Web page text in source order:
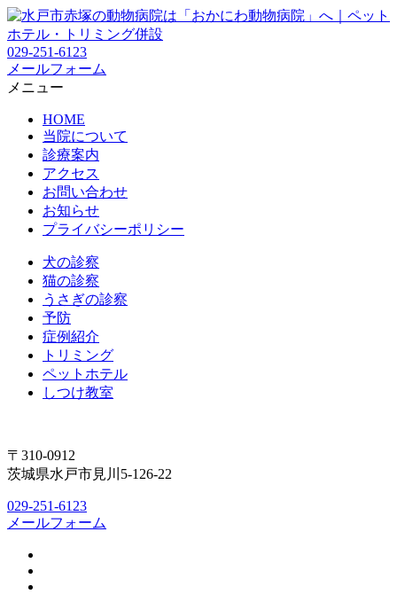
029-251-6123
メールフォーム
メニュー
HOME
当院について
診療案内
アクセス
お問い合わせ
お知らせ
プライバシーポリシー
犬の診察
猫の診察
うさぎの診察
予防
症例紹介
トリミング
ペットホテル
しつけ教室
〒310-0912
茨城県水戸市見川5-126-22
029-251-6123
メールフォーム